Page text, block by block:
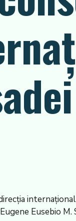
Eusebio M.